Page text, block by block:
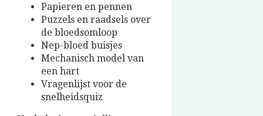
Papieren en pennen
Puzzels en raadsels over
de bloedsomloop
Nep-bloed buisjes
Mechanisch model van
een hart
Vragenlijst voor de
snelheidsquiz